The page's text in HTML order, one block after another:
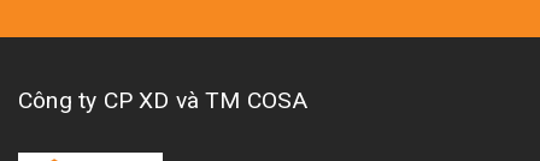
Công ty CP XD và TM COSA